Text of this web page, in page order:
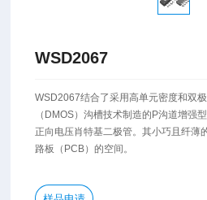
WSD2067
​WSD2067结合了采用高单元密度和双
（DMOS）沟槽技术制造的P沟道增强
正向电压肖特基二极管。其小巧且纤薄
路板（PCB）的空间。